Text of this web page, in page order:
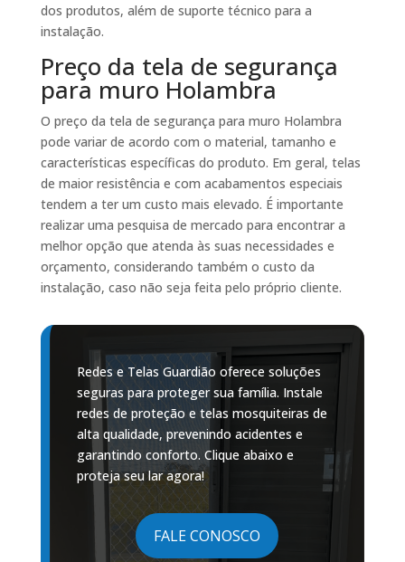
dos produtos, além de suporte técnico para a
instalação.
Preço da tela de segurança
para muro Holambra
O preço da tela de segurança para muro Holambra
pode variar de acordo com o material, tamanho e
características específicas do produto. Em geral, telas
de maior resistência e com acabamentos especiais
tendem a ter um custo mais elevado. É importante
realizar uma pesquisa de mercado para encontrar a
melhor opção que atenda às suas necessidades e
orçamento, considerando também o custo da
instalação, caso não seja feita pelo próprio cliente.
Redes e Telas Guardião oferece soluções
seguras para proteger sua família. Instale
redes de proteção e telas mosquiteiras de
alta qualidade, prevenindo acidentes e
garantindo conforto. Clique abaixo e
proteja seu lar agora!
FALE CONOSCO